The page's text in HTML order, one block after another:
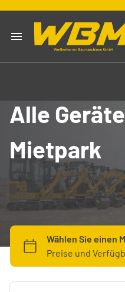
Mieten
Kaufen
Alle
Mietpark